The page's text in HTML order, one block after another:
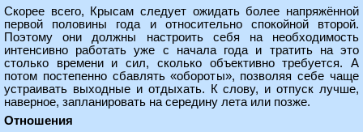
Скорее всего, Крысам следует ожидать более напряжённой
первой половины года и относительно спокойной второй.
Поэтому они должны настроить себя на необходимость
интенсивно работать уже с начала года и тратить на это
столько времени и сил, сколько объективно требуется. А
потом постепенно сбавлять «обороты», позволяя себе чаще
устраивать выходные и отдыхать. К слову, и отпуск лучше,
наверное, запланировать на середину лета или позже.
Отношения